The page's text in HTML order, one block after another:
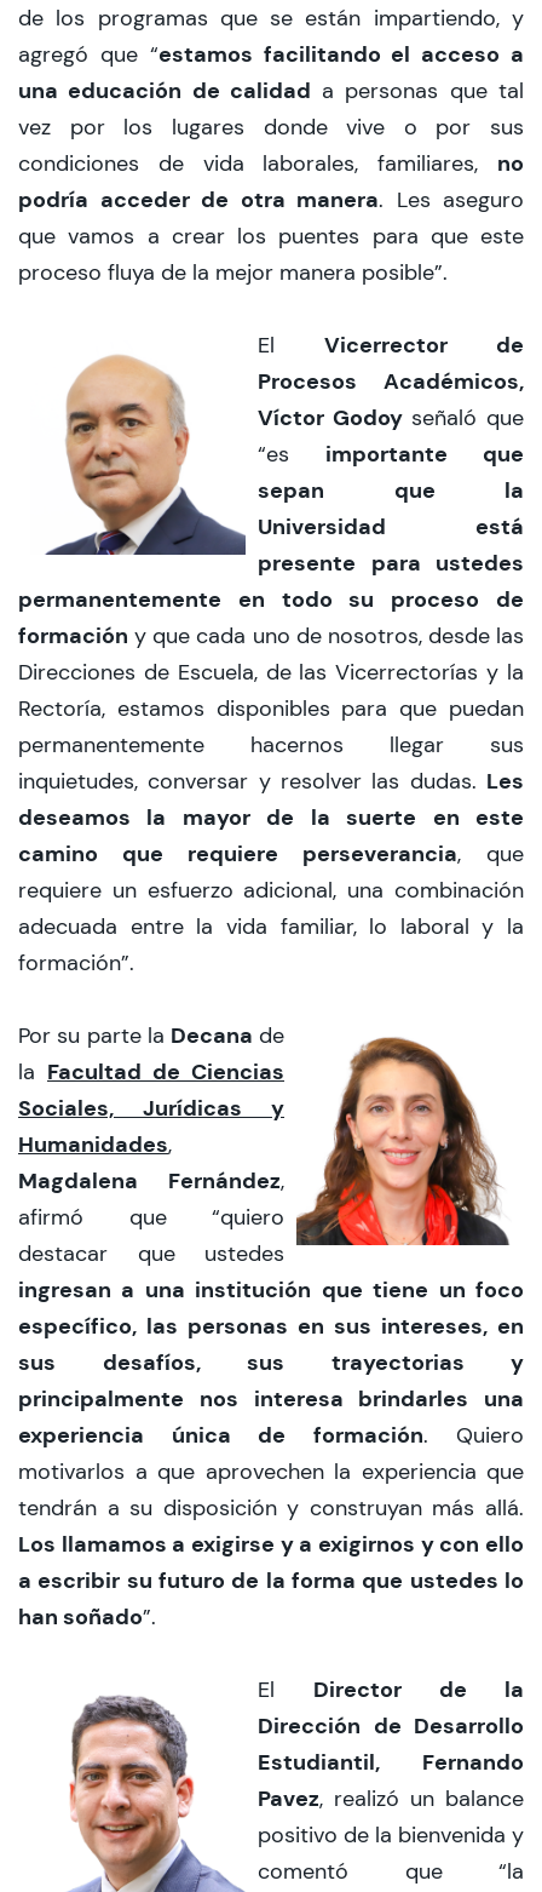
de los programas que se están impartiendo, y
agregó que “estamos facilitando el acceso a
una educación de calidad a personas que tal
vez por los lugares donde vive o por sus
condiciones de vida laborales, familiares, no
podría acceder de otra manera. Les aseguro
que vamos a crear los puentes para que este
proceso fluya de la mejor manera posible”.
El Vicerrector de
Procesos Académicos,
Víctor Godoyseñaló que
“es importante que
sepan que la
Universidad está
presente para ustedes
permanentemente en todo su proceso de
formación y que cada uno de nosotros, desde las
Direcciones de Escuela, de las Vicerrectorías y la
Rectoría, estamos disponibles para que puedan
permanentemente hacernos llegar sus
inquietudes, conversar y resolver las dudas. Les
deseamos la mayor de la suerte en este
camino que requiere perseverancia, que
requiere un esfuerzo adicional, una combinación
adecuada entre la vida familiar, lo laboral y la
formación”.
Por su parte la Decana de
la Facultad de Ciencias
Sociales, Jurídicas y
Humanidades,
Magdalena Fernández,
afirmó que “quiero
destacar que ustedes
ingresan a una institución que tiene un foco
específico, las personas en sus intereses, en
sus desafíos, sus trayectorias y
principalmente nos interesa brindarles una
experiencia única de formación. Quiero
motivarlos a que aprovechen la experiencia que
tendrán a su disposición y construyan más allá.
Los llamamos a exigirse y a exigirnos y con ello
a escribir su futuro de la forma que ustedes lo
han soñado”.
El Director de la
Dirección de Desarrollo
Estudiantil, Fernando
Pavez, realizó un balance
positivo de la bienvenida y
comentó que “la